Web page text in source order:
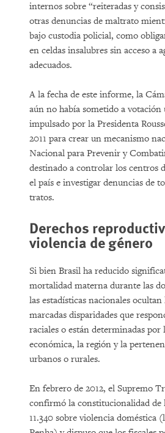
internos sobre “reiteradas y
otras denuncias de maltrato
bajo custodia policial, como
en celdas insalubres sin acceso a
adecuados.
A la fecha de este informe, la
aún no había sometido a votación
impulsado por la Presidenta
2011 para crear un mecanismo
Nacional para Prevenir y
destinado a controlar los centros
el país e investigar denuncias de
tratos.
Derechos
violencia de género
Si bien Brasil ha reducido
mortalidad materna durante las
las estadísticas nacionales
marcadas disparidades que
raciales o están determinadas
económica, la región y la
urbanos o rurales.
En febrero de 2012, el Supremo
confirmó la constitucionalidad de
11.340 sobre violencia doméstica